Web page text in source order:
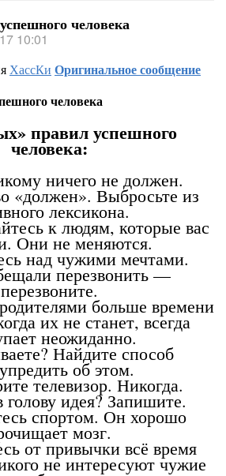
человека
10:01
ХассКи Оригинальное сообщение
человека
правил успешного
человека:
ничего не должен.
«должен». Выбросьте из
лексикона.
к людям, которые вас
Они не меняются.
над чужими мечтами.
перезвонить —
перезвоните.
больше времени
их не станет, всегда
неожиданно.
Найдите способ
об этом.
телевизор. Никогда.
идея? Запишите.
спортом. Он хорошо
мозг.
от привычки всё время
не интересуют чужие